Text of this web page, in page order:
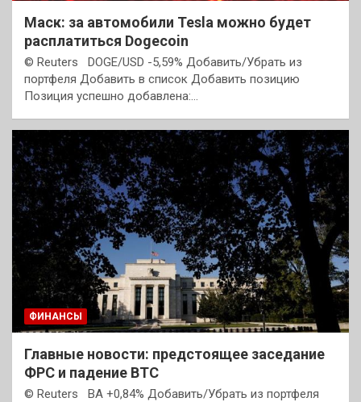
Маск: за автомобили Tesla можно будет
расплатиться Dogecoin
© Reuters DOGE/USD -5,59% Добавить/Убрать из
портфеля Добавить в список Добавить позицию
Позиция успешно добавлена:…
ФИНАНСЫ
Главные новости: предстоящее заседание
ФРС и падение BTC
© Reuters BA +0,84% Добавить/Убрать из портфеля